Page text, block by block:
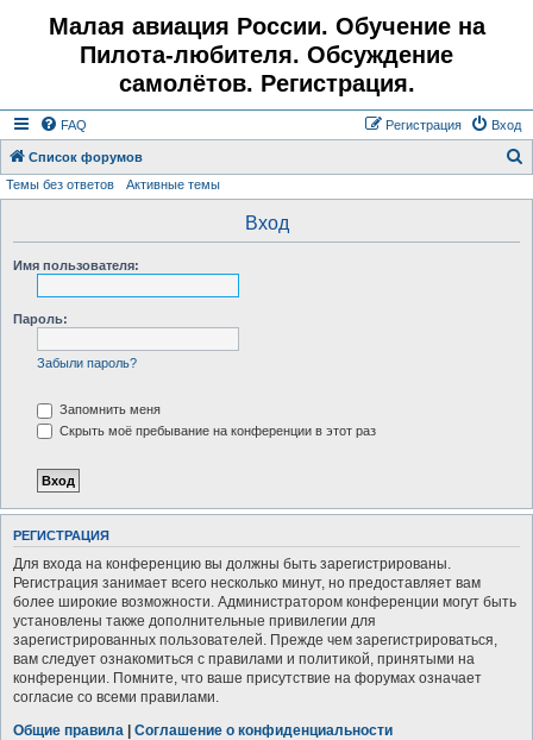
Малая авиация России. Обучение на
Пилота-любителя. Обсуждение
самолётов. Регистрация.
FAQ Вход
Регистрация
Список форумов
Темы без ответов Активные темы
Вход
Имя пользователя:
Пароль:
Забыли пароль?
Запомнить меня
Скрыть моё пребывание на конференции в этот раз
РЕГИСТРАЦИЯ
Для входа на конференцию вы должны быть зарегистрированы.
Регистрация занимает всего несколько минут, но предоставляет вам
более широкие возможности. Администратором конференции могут быть
установлены также дополнительные привилегии для
зарегистрированных пользователей. Прежде чем зарегистрироваться,
вам следует ознакомиться с правилами и политикой, принятыми на
конференции. Помните, что ваше присутствие на форумах означает
согласие со всеми правилами.
Общие правила | Соглашение о конфиденциальности